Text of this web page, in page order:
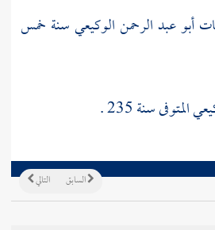
أبو عبد الرحمن الوكيعيسنة خمس
المتوفى سنة 235 .
التالي السابق